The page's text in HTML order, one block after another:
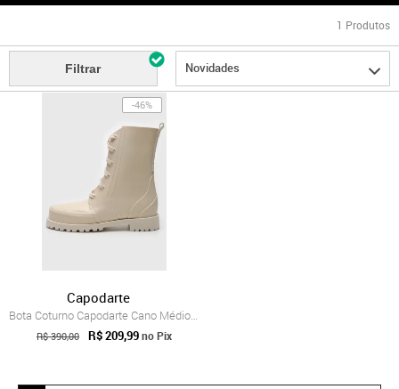
1 Produtos
Filtrar Novidades
-46%
Capodarte
Bota Coturno Capodarte Cano Médio Lisa Off-White
R$ 390,00 R$ 209,99no Pix